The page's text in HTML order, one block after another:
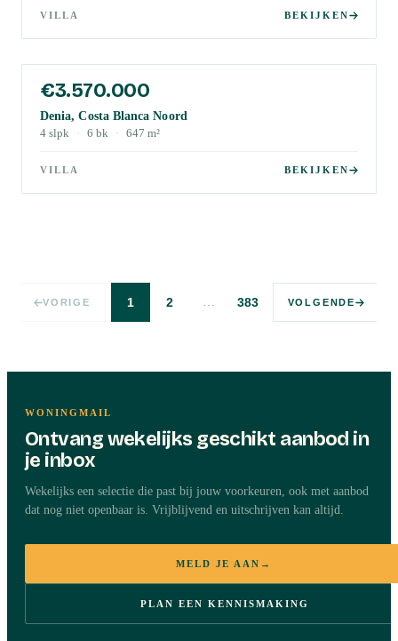
VILLA BEKIJKEN
€3.570.000
Denia, Costa Blanca Noord
4 slpk · 6 bk · 647 m²
VILLA BEKIJKEN
VORIGE 1 2 … 383 VOLGENDE
WONINGMAIL
Ontvang wekelijks geschikt aanbod in
je inbox
Wekelijks een selectie die past bij jouw voorkeuren, ook met aanbod
dat nog niet openbaar is. Vrijblijvend en uitschrijven kan altijd.
MELD JE AAN →
PLAN EEN KENNISMAKING